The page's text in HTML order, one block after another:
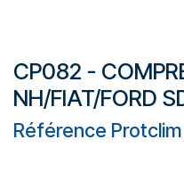
CP082 -
NH/FIAT/FORD
Référence Protclim